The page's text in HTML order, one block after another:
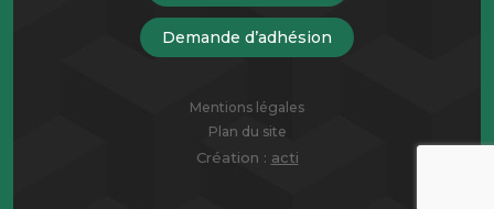
Demande d’adhésion
Mentions légales
Plan du site
Création : acti